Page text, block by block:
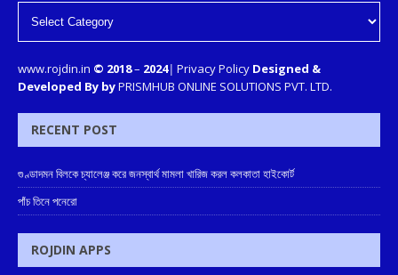
www.rojdin.in © 2018– 2024| Privacy Policy Designed &
Developed By byPRISMHUB ONLINE SOLUTIONS PVT. LTD.
RECENT POST
গুণ্ডাদমন বিলকে চ্যালেঞ্জ করে জনস্বার্থ মামলা খারিজ করল কলকাতা হাইকোর্ট
পাঁচ তিনে পনেরো
ROJDIN APPS